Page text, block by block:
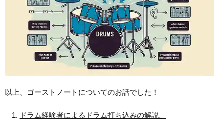
以上、ゴーストノートについてのお話でした！
ドラム経験者によるドラム打ち込みの解説。